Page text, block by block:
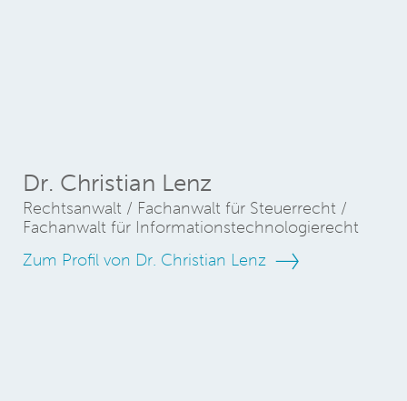
Dr. Christian Lenz
Rechtsanwalt / Fachanwalt für Steuerrecht /
Fachanwalt für Informationstechnologierecht
Zum Profil von Dr. Christian Lenz